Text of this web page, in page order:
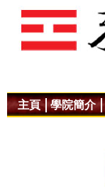
主頁 學院簡介